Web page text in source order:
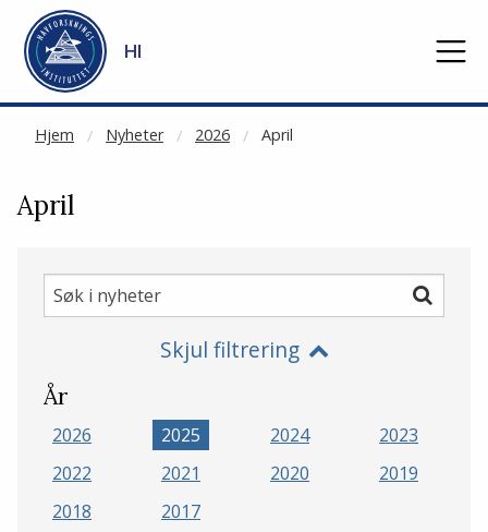
Gå til hovedinnhold
HI
Hjem Nyheter 2026 April
NOT CACHED
April
Søk
i
Søk
Skjul filtrering
År
2026 2025 2024
2023
2022
2021 2020
2019
2018
2017